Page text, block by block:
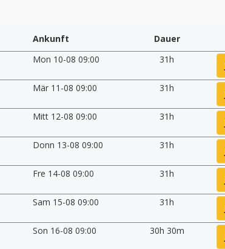
Ankunft
Dauer
Mon 10-08 09:00 31h
Mär 11-08 09:00 31h
Mitt 12-08 09:00 31h
Donn 13-08 09:00 31h
Fre 14-08 09:00 31h
Sam 15-08 09:00 31h
Son 16-08 09:00 30h 30m